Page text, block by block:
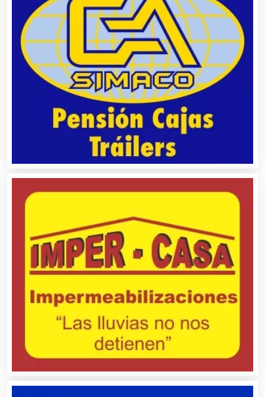
Alquiler de Trajes de Etiqueta
Alta Costura
Aluminio
Ambulancias
Análisis de Aguas
Animadores de Eventos
Aparatos y Equipos Eléctricos